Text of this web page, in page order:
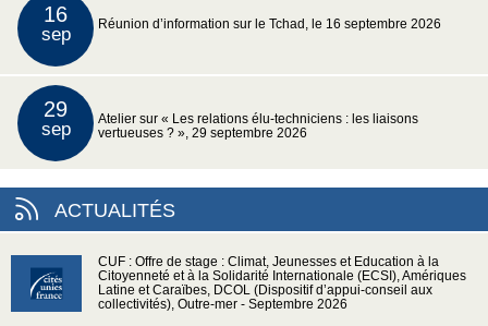
16
sep Réunion d’information sur le Tchad, le 16 septembre 2026
29
sep
Atelier sur « Les relations élu-techniciens : les liaisons
vertueuses ? », 29 septembre 2026
ACTUALITÉS
CUF : Offre de stage : Climat, Jeunesses et Education à la
Citoyenneté et à la Solidarité Internationale (ECSI), Amériques
Latine et Caraïbes, DCOL (Dispositif d’appui-conseil aux
collectivités), Outre-mer - Septembre 2026